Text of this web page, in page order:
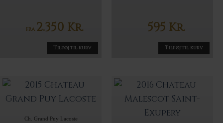
FRA 2.350 Kr.
Tilføj til kurv
595 Kr.
Tilføj til kurv
Ch. Grand Puy Lacoste